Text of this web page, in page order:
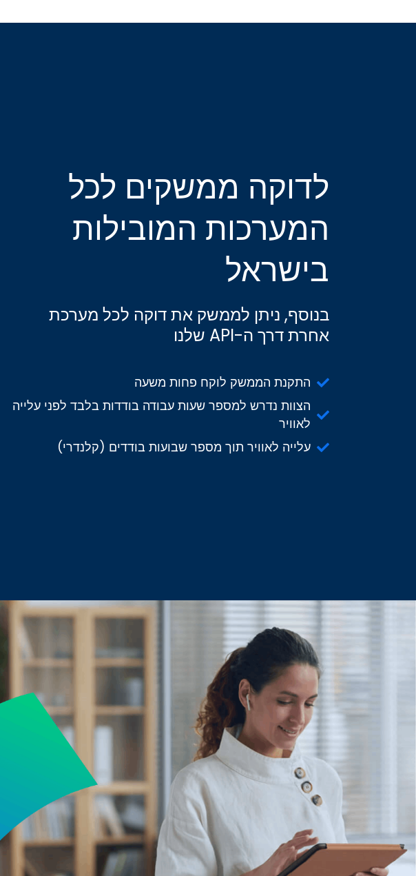
לדוקה ממשקים לכל
המערכות המובילות
בישראל
בנוסף, ניתן לממשק את דוקה לכל מערכת
אחרת דרך ה-API שלנו
התקנת הממשק לוקח פחות משעה
הצוות נדרש למספר שעות עבודה בודדות בלבד לפני עלייה
לאוויר
עלייה לאוויר תוך מספר שבועות בודדים (קלנדרי)